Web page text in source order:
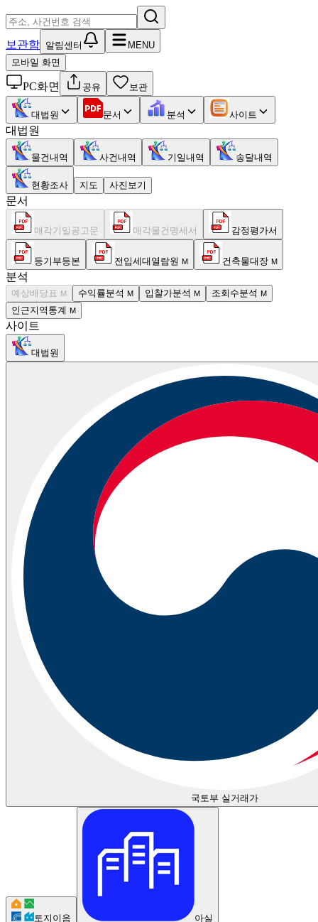
보관함 알림센터
MENU
모바일 화면
PC화면 공유 보관
대법원 문서 분석 사이트
대법원
물건내역 사건내역 기일내역 송달내역
현황조사 지도 사진보기
문서
매각기일공고문 매각물건명세서 감정평가서
등기부등본 전입세대열람원 M 건축물대장 M
분석
예상배당표 M 수익률분석 M 입찰가분석 M 조회수분석 M
인근지역통계 M
사이트
대법원
국토부 실거래가
토지이음 아실